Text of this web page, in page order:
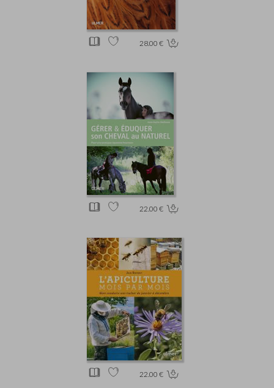
28.00 €
22.00 €
22.00 €